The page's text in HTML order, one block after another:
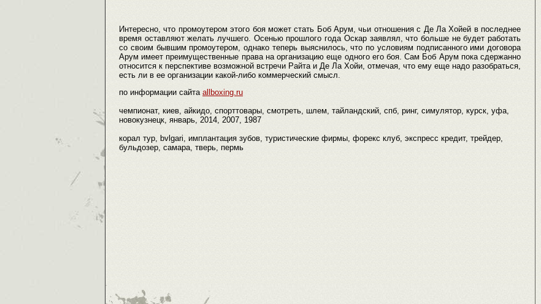
Интересно, что промоутером этого боя может стать Боб Арум, чьи отношения с Де Ла Хойей в последнее
время оставляют желать лучшего. Осенью прошлого года Оскар заявлял, что больше не будет работать
со своим бывшим промоутером, однако теперь выяснилось, что по условиям подписанного ими договора
Арум имеет преимущественные права на организацию еще одного его боя. Сам Боб Арум пока сдержанно
относится к перспективе возможной встречи Райта и Де Ла Хойи, отмечая, что ему еще надо разобраться,
есть ли в ее организации какой-либо коммерческий смысл.
по информации сайта allboxing.ru
чемпионат, киев, айкидо, спорттовары, смотреть, шлем, тайландский, спб, ринг, симулятор, курск, уфа,
новокузнецк, январь, 2014, 2007, 1987
корал тур, bvlgari, имплантация зубов, туристические фирмы, форекс клуб, экспресс кредит, трейдер,
бульдозер, самара, тверь, пермь